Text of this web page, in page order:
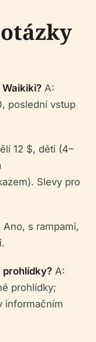
A:
poslední vstup
12 $, děti (4–
Slevy pro
Ano, s rampami,
prohlídky? A:
prohlídky;
informačním